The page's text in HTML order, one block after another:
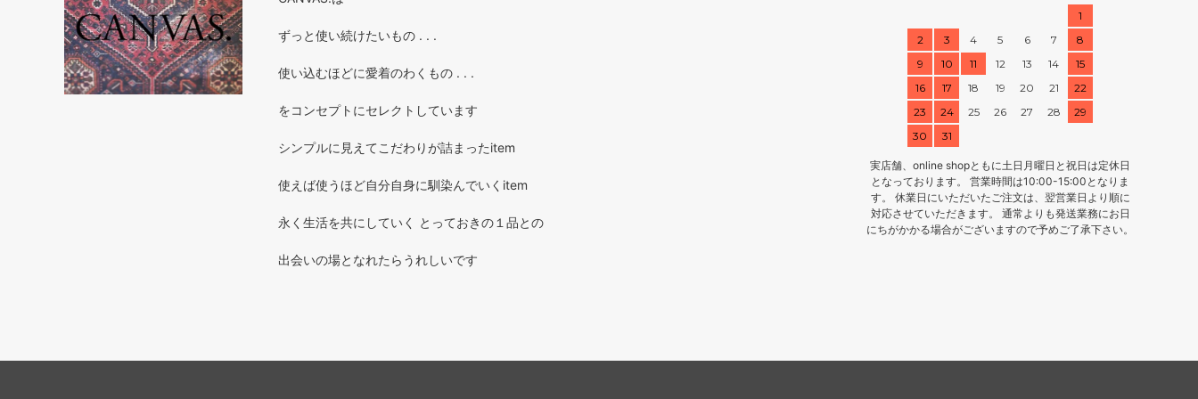
ずっと使い続けたいもの . . .
使い込むほどに愛着のわくもの . . .
をコンセプトにセレクトしています
シンプルに見えてこだわりが詰まったitem
使えば使うほど自分自身に馴染んでいくitem
永く生活を共にしていく とっておきの１品との
出会いの場となれたらうれしいです
1
2
3 4 5 6 7
8
9
10 11 12 13 14
15
16
17 18 19 20 21
22
23
24 25 26 27 28
29
30
31
実店舗、online shopともに土日月曜日と祝日は定休日
となっております。 営業時間は10:00-15:00となりま
す。 休業日にいただいたご注文は、翌営業日より順に
対応させていただきます。 通常よりも発送業務にお日
にちがかかる場合がございますので予めご了承下さい。